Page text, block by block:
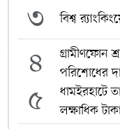
৩ বিশ্ব
৪
গ্রামীণফোন
পরিশোধের
৫
ধামইরহাটে
লক্ষাধিক